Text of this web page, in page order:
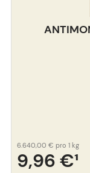
9,96 €¹
6.640,00 € pro 1 kg